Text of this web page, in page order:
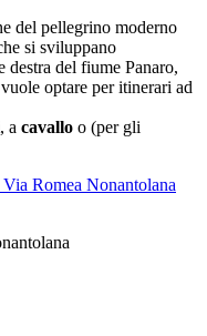
del pellegrino moderno
si sviluppano
destra del fiume Panaro,
optare per itinerari ad
, a cavallo o (per gli
Romea Nonantolana